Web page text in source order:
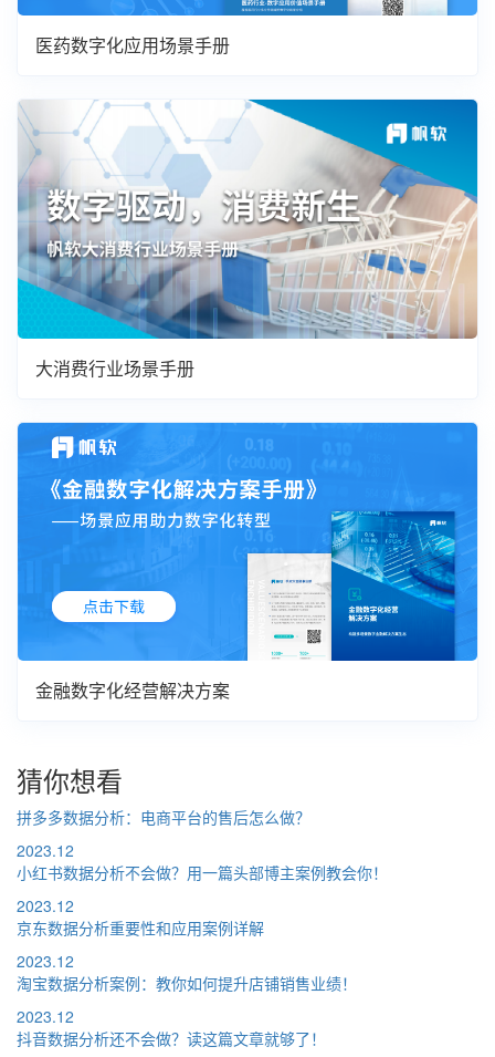
医药数字化应用场景手册
大消费行业场景手册
金融数字化经营解决方案
猜你想看
拼多多数据分析：电商平台的售后怎么做？
2023.12
小红书数据分析不会做？用一篇头部博主案例教会你！
2023.12
京东数据分析重要性和应用案例详解
2023.12
淘宝数据分析案例：教你如何提升店铺销售业绩！
2023.12
抖音数据分析还不会做？读这篇文章就够了！